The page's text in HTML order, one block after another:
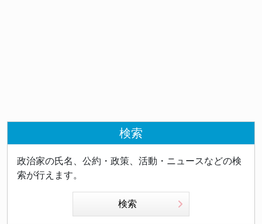
検索
政治家の氏名、公約・政策、活動・ニュースなどの検
索が行えます。
検索